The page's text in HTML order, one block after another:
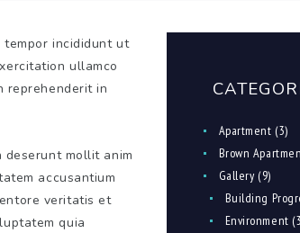
tempor incididunt ut
ullamco
reprehenderit in
mollit anim
accusantium
veritatis et
quia
Apartment (3)
Brown
Gallery (9)
Building
Environment